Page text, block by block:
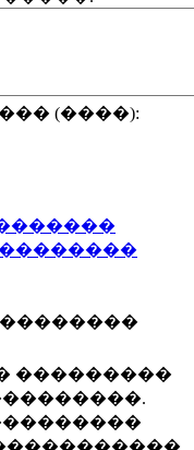
(����):
���������